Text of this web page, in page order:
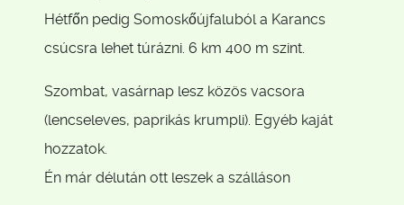
Hétfőn pedig Somoskőújfaluból a Karancs
csúcsra lehet túrázni. 6 km 400 m szint.
Szombat, vasárnap lesz közös vacsora
(lencseleves, paprikás krumpli). Egyéb kaját
hozzatok.
Én már délután ott leszek a szálláson